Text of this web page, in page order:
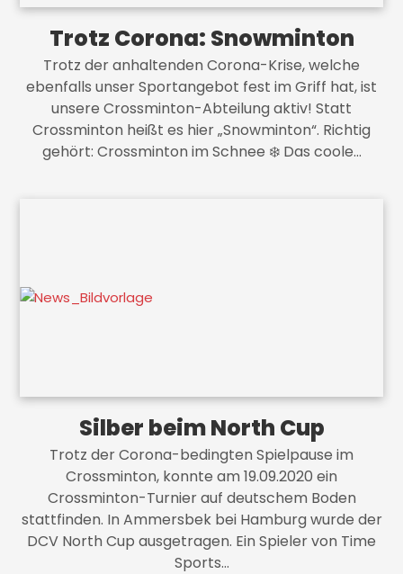
Trotz Corona: Snowminton
Trotz der anhaltenden Corona-Krise, welche
ebenfalls unser Sportangebot fest im Griff hat, ist
unsere Crossminton-Abteilung aktiv! Statt
Crossminton heißt es hier „Snowminton“. Richtig
gehört: Crossminton im Schnee ❄️ Das coole…
Silber beim North Cup
Trotz der Corona-bedingten Spielpause im
Crossminton, konnte am 19.09.2020 ein
Crossminton-Turnier auf deutschem Boden
stattfinden. In Ammersbek bei Hamburg wurde der
DCV North Cup ausgetragen. Ein Spieler von Time
Sports…